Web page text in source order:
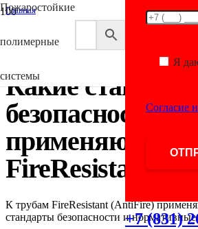
Пожаростойкие
полимерные
системы
Я
Согласие
+7 (831)
Главная
/
/
Какие стандарты безопасности применяются к
Какие стандарты
безопасности
применяются к
FireResistant?
К трубам FireResistant (AntiFire)
стандарты безопасности и